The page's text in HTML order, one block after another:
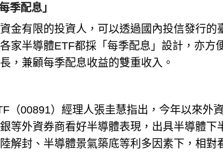
季配息」
金有限的投資人，可以透過國內投信發行
家半導體ETF都採「每季配息」設計，亦
，兼顧每季配息收益的雙重收入。
（00891）經理人張圭慧指出，今年以來外
等外資券商看好半導體表現，出具半導體
解封、半導體景氣築底等利多因素下，相對